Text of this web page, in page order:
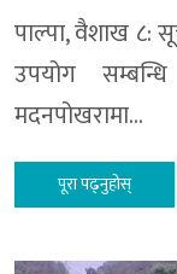
पाल्पा, वैशाख ८:
उपयोग
मदनपोखरामा…
पूरा पढ्नुहोस्